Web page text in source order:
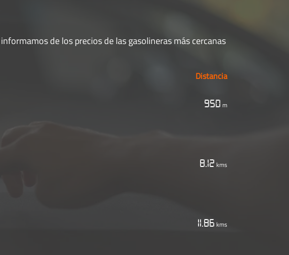
de los precios de las gasolineras más cercanas
Distancia
950 m
8.12 kms
11.86 kms